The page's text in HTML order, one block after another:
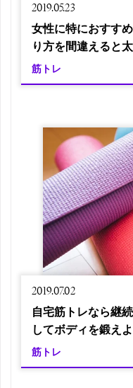
2019.05.23
女性に特におすす
り方を間違えると
筋トレ
2019.07.02
自宅筋トレなら継
してボディを鍛え
筋トレ